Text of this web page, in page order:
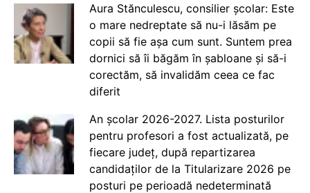
Aura Stănculescu, consilier școlar: Este
o mare nedreptate să nu-i lăsăm pe
copii să fie așa cum sunt. Suntem prea
dornici să îi băgăm în șabloane și să-i
corectăm, să invalidăm ceea ce fac
diferit
An școlar 2026-2027. Lista posturilor
pentru profesori a fost actualizată, pe
fiecare județ, după repartizarea
candidaților de la Titularizare 2026 pe
posturi pe perioadă nedeterminată